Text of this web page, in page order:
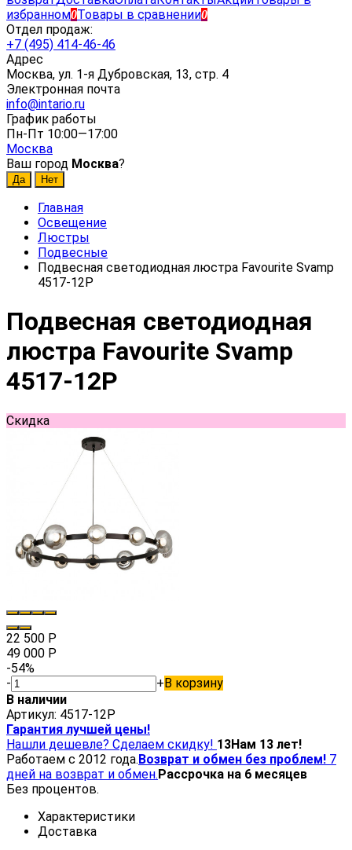
избранном0Товары в сравнении0
Отдел продаж:
+7 (495) 414-46-46
Адрес
Москва, ул. 1-я Дубровская, 13, стр. 4
Электронная почта
info@intario.ru
График работы
Пн-Пт 10:00—17:00
Москва
Ваш город Москва?
Главная
Освещение
Люстры
Подвесные
Подвесная светодиодная люстра Favourite Svamp
4517-12P
Подвесная светодиодная
люстра Favourite Svamp
4517-12P
Скидка
22 500 Р
49 000 Р
-54%
-
+В корзину
В наличии
Артикул: 4517-12P
Гарантия лучшей цены!
Нашли дешевле? Сделаем скидку! 13Нам 13 лет!
Работаем с 2012 года.Возврат и обмен без проблем! 7
дней на возврат и обмен.Рассрочка на 6 месяцев
Без процентов.
Характеристики
Доставка